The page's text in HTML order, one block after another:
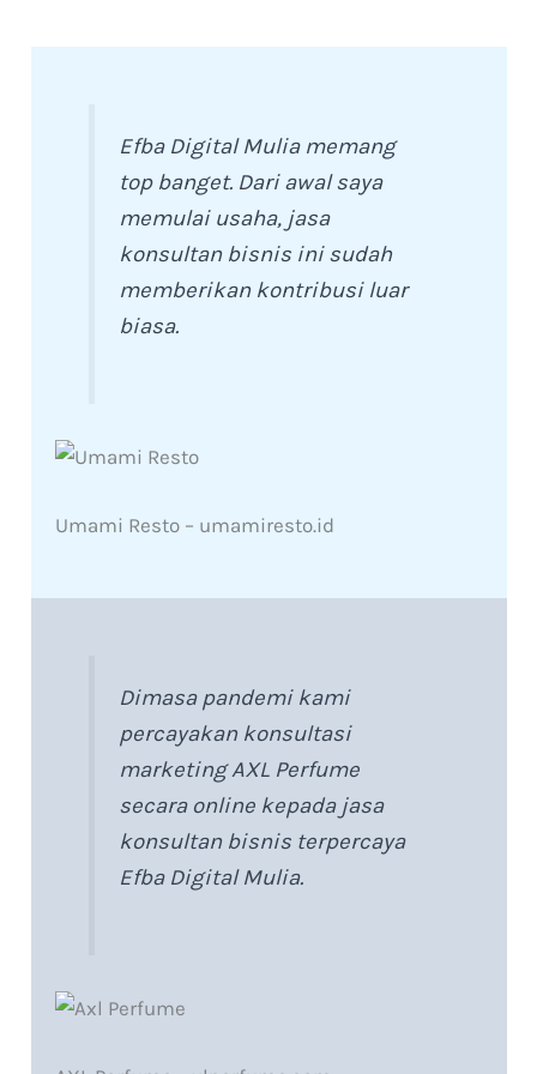
Efba Digital Mulia memang
top banget. Dari awal saya
memulai usaha, jasa
konsultan bisnis ini sudah
memberikan kontribusi luar
biasa.
Umami Resto – umamiresto.id
Dimasa pandemi kami
percayakan konsultasi
marketing AXL Perfume
secara online kepada jasa
konsultan bisnis terpercaya
Efba Digital Mulia.